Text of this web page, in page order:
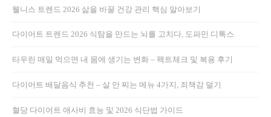
웰니스 트렌드 2026 삶을 바꿀 건강 관리 핵심 알아보기
다이어트 트렌드 2026 식탐을 만드는 뇌를 고치다, 도파민 디톡스
타우린 매일 먹으면 내 몸에 생기는 변화 – 팩트체크 및 복용 후기
다이어트 배달음식 추천 – 살 안 찌는 메뉴 4가지, 죄책감 덜기
혈당 다이어트 애사비 효능 및 2026 식단법 가이드